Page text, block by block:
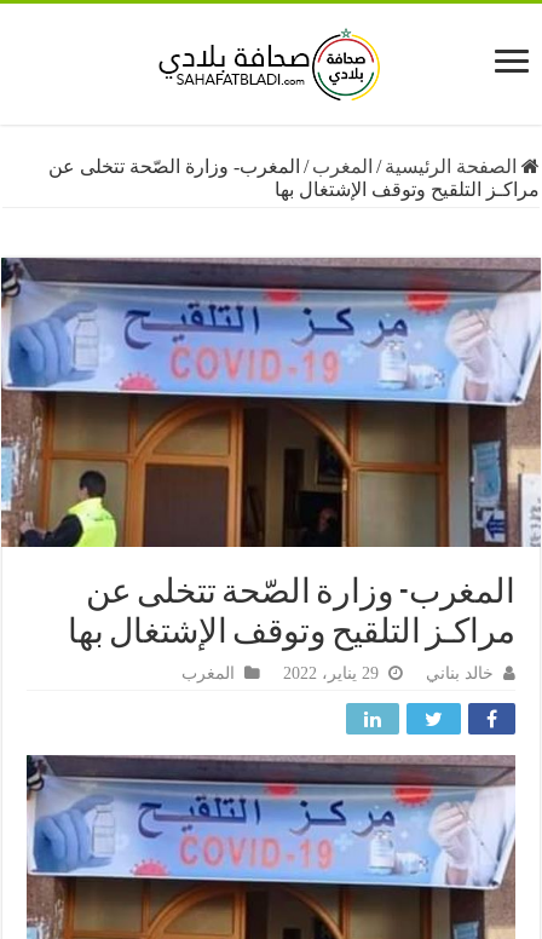
الرئيسية /المغرب/المغرب- وزارة الصّحة تتخلى عن
التلقيح وتوقف الإشتغال بها
وزارة الصّحة تتخلى عن
التلقيح وتوقف الإشتغال بها
خالد بناني المغرب